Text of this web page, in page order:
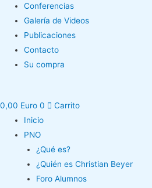
Conferencias
Galería de Videos
Publicaciones
Contacto
Su compra
0,00 Euro 0
Carrito
Inicio
PNO
¿Qué es?
¿Quién es Christian Beyer
Foro Alumnos